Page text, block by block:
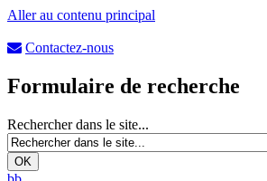
Aller au contenu principal
Contactez-nous
Formulaire de recherche
Rechercher dans le site...